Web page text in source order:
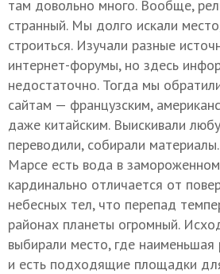
там довольно много. Вообще,
странный. Мы долго искали
строиться. Изучали разные
интернет-форумы, но здесь
недостаточно. Тогда мы
сайтам — французским,
даже китайским. Выискивали
переводили, собирали
Марсе есть вода в
кардинально отличается от
небесных тел, что перепад
районах планеты огромный.
выбирали место, где наименьшая
и есть подходящие площадки